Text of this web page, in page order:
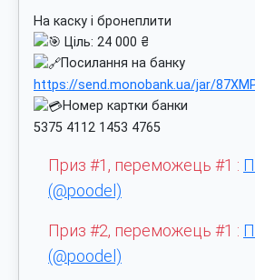
На каску і бронеплити
Ціль: 24 000 ₴
Посилання на банку
https://send.monobank.ua/jar/
Номер картки банки
5375 4112 1453 4765
Приз #1, переможець #1 :
(@poodel)
Приз #2, переможець #1 :
(@poodel)